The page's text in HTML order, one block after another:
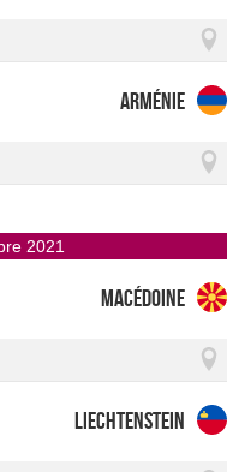
Arménie
2021
Macédoine
Liechtenstein